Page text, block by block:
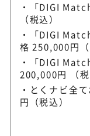
「DIGI
（税込）
「DIGI
格 250,000円（
「DIGI
200,000円 （税
とくナビ全
円（税込）